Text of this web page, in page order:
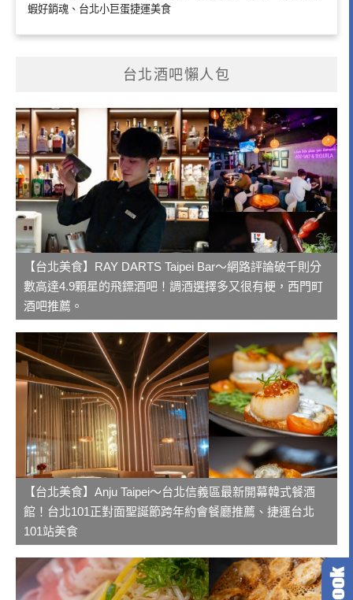
蝦好銷魂、台北小巨蛋捷運美食
台北酒吧懶人包
【台北美食】RAY DARTS Taipei Bar～網路評論破千則分
數高達4.9顆星的飛鏢酒吧！調酒選擇多又很有梗，西門町
酒吧推薦。
【台北美食】Anju Taipei～台北信義區最新開幕韓式餐酒
館！台北101正對面聖誕節跨年約會餐廳推薦、捷運台北
101站美食